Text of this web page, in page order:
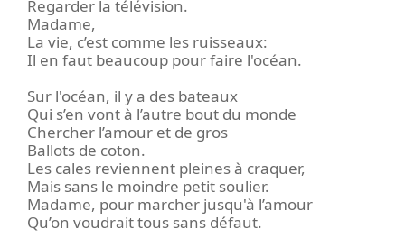
Regarder la télévision.
Madame,
La vie, c’est comme les ruisseaux:
Il en faut beaucoup pour faire l'océan.
Sur l'océan, il y a des bateaux
Qui s’en vont à l’autre bout du monde
Chercher l’amour et de gros
Ballots de coton.
Les cales reviennent pleines à craquer,
Mais sans le moindre petit soulier.
Madame, pour marcher jusqu'à l’amour
Qu’on voudrait tous sans défaut.